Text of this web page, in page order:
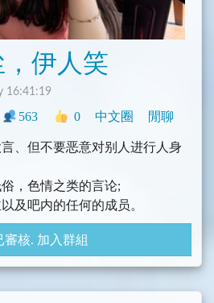
伊人笑
16:41:19
563 0 中文圈 閒聊
、但不要恶意对别人进行人身
，色情之类的言论;
及吧内的任何的成员。
加入群組